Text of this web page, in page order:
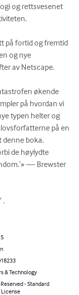
og rettsvesenet
på fortid og fremtid
og nye
av Netscape.
økende
på hvordan vi
typen helter og
på en
denne boka.
de høylydte
— Brewster
.
& Technology
- Standard